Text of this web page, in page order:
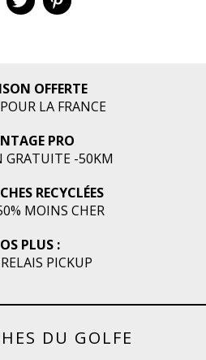
OFFERTE
LA FRANCE
PRO
GRATUITE -50KM
RECYCLÉES
MOINS CHER
PLUS :
PICKUP
DU GOLFE